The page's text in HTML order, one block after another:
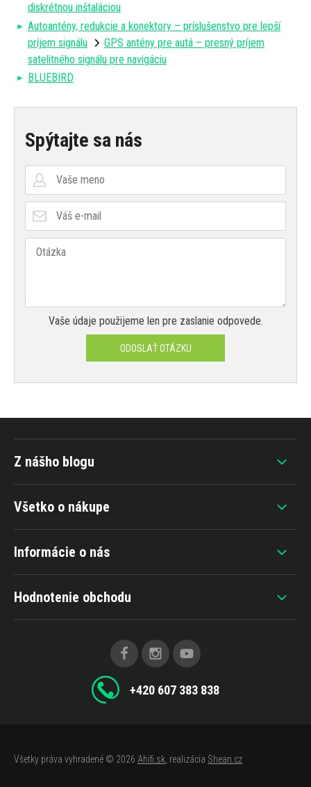
diskrétnou inštaláciou
Autoantény, redukcie a konektory – príslušenstvo pre lepší
príjem signálu
GPS antény pre autá – presný príjem
satelitného signálu pre navigáciu
BLUEBIRD
Spýtajte sa nás
Vaše údaje použijeme len pre zaslanie odpovede.
ODOSLAŤ OTÁZKU
Všetko o nákupe
Informácie o nás
Hodnotenie obchodu
+420 607 383 838
Z nášho blogu
Všetky práva vyhradené © 2026 Ahifi.sk, realizácia Shean.cz